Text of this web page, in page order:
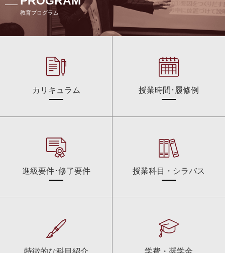
教育プログラム
カリキュラム 授業時間･履修例
進級要件･修了要件 授業科目・シラバス
特徴的な科目紹介 学費・奨学金